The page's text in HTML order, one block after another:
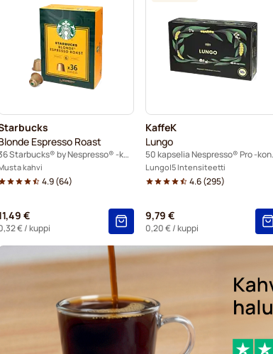
Kapselit Nespresso® Pro-koneisiin
Kahvikapselit Nespresso® Pro -koneisiin
Kaffekapslen-kapselit Nespresso® Professional -koneisiin
Espresso Roast
36 Starbucks® by Nespresso® -kapselia
kahvi
4.9(64)
€
€/ kuppi
KaffeK
Lungo
50
Lungo 5 Intensiteetti
4.6(295)
9,79 €
0,20 €/ kuppi